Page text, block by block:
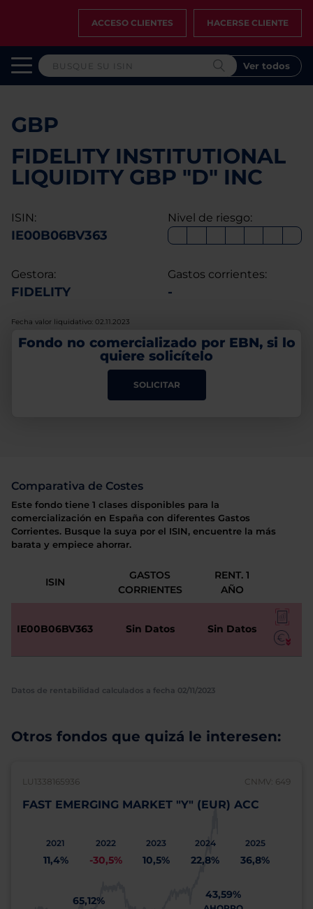
ACCESO CLIENTES HACERSE CLIENTE
Ver todos
GBP
FIDELITY INSTITUTIONAL
LIQUIDITY GBP "D" INC
ISIN:
IE00B06BV363
Nivel de riesgo:
Gestora:
FIDELITY
Gastos corrientes:
-
Fecha valor liquidativo: 02.11.2023
Fondo no comercializado por EBN, si lo
quiere solicítelo
SOLICITAR
Comparativa de Costes
Este fondo tiene 1 clases disponibles para la
comercialización en España con diferentes Gastos
Corrientes. Busque la suya por el ISIN, encuentre la más
barata y empiece ahorrar.
ISIN
GASTOS
CORRIENTES
RENT. 1
AÑO
IE00B06BV363 Sin Datos Sin Datos
Datos de rentabilidad calculados a fecha 02/11/2023
Otros fondos que quizá le interesen:
LU1338165936 CNMV: 649
FAST EMERGING MARKET "Y" (EUR) ACC
2021
11,4%
2022
-30,5%
2023
10,5%
2024
22,8%
2025
36,8%
65,12% 43,59%